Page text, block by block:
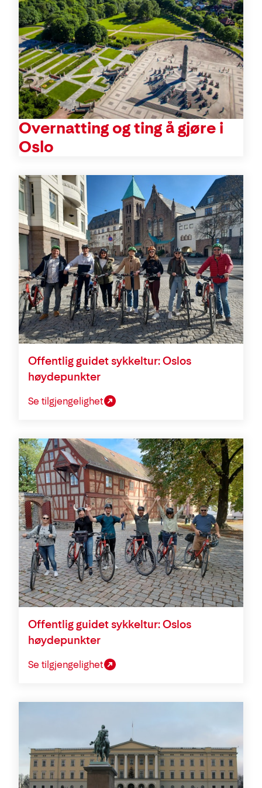
Overnatting og ting å gjøre i
Oslo
Offentlig guidet sykkeltur: Oslos
høydepunkter
Se tilgjengelighet
Offentlig guidet sykkeltur: Oslos
høydepunkter
Se tilgjengelighet